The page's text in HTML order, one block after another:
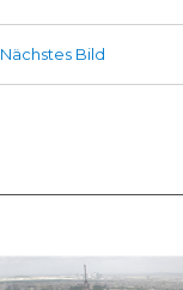
Nächstes Bild